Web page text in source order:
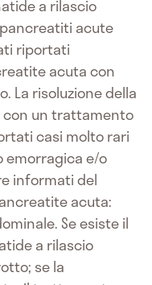
a rilascio
acute
riportati
acuta con
La risoluzione della
un trattamento
casi molto rari
e/o
informati del
acuta:
Se esiste il
a rilascio
se la